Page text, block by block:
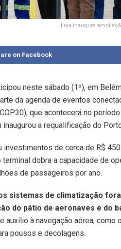
Lula inaugura
on Facebook
neste sábado (1º), em
da agenda de eventos
que acontecerá no
a requalificação do
investimentos de cerca de R$
dobra a capacidade de
de passageiros por ano.
sistemas de climatização
do pátio de aeronaves e do
auxílio à navegação aérea, como
pousos e decolagens.